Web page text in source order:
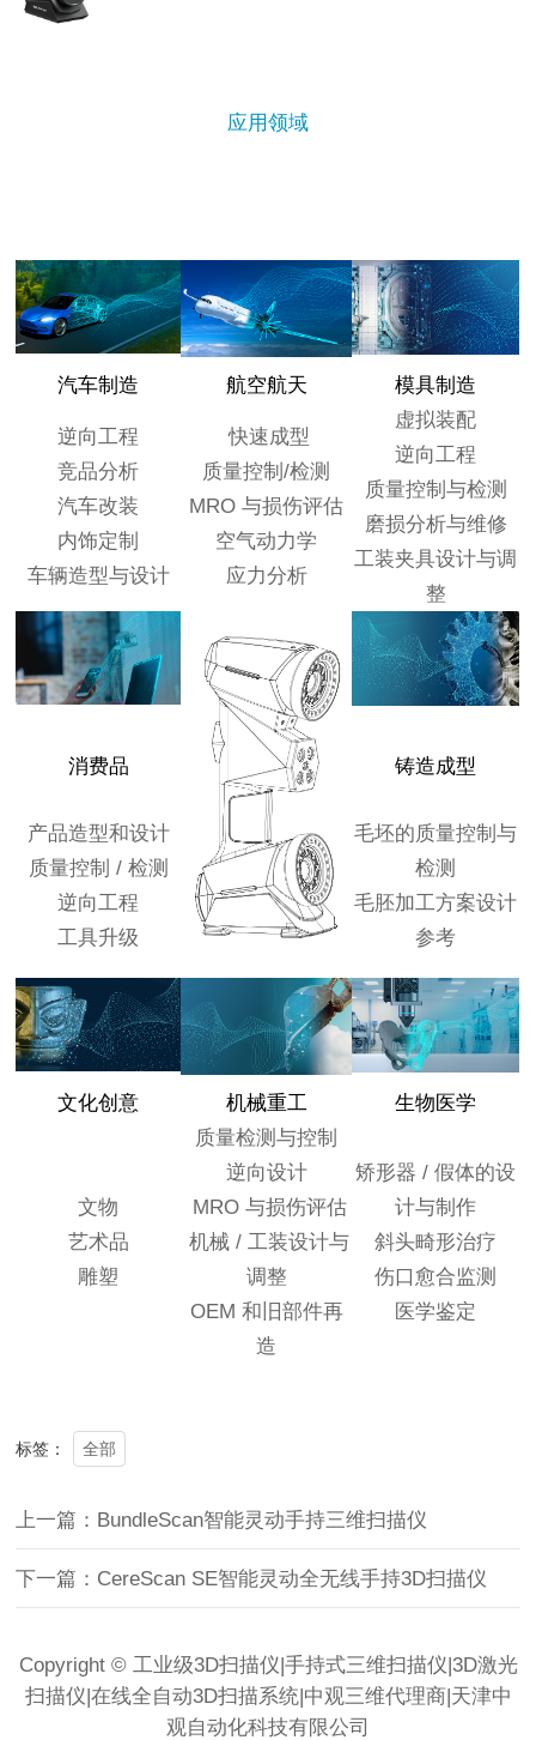
应用领域
汽车制造 航空航天 模具制造
逆向工程
竞品分析
汽车改装
内饰定制
车辆造型与设计
快速成型
质量控制/检测
MRO 与损伤评估
空气动力学
应力分析
虚拟装配
逆向工程
质量控制与检测
磨损分析与维修
工装夹具设计与调
整
消费品 铸造成型
产品造型和设计
质量控制 / 检测
逆向工程
工具升级
毛坯的质量控制与
检测
毛胚加工方案设计
参考
文化创意 机械重工 生物医学
文物
艺术品
雕塑
质量检测与控制
逆向设计
MRO 与损伤评估
机械 / 工装设计与
调整
OEM 和旧部件再
造
矫形器 / 假体的设
计与制作
斜头畸形治疗
伤口愈合监测
医学鉴定
标签： 全部
上一篇：BundleScan智能灵动手持三维扫描仪
下一篇：CereScan SE智能灵动全无线手持3D扫描仪
Copyright © 工业级3D扫描仪|手持式三维扫描仪|3D激光
扫描仪|在线全自动3D扫描系统|中观三维代理商|天津中
观自动化科技有限公司